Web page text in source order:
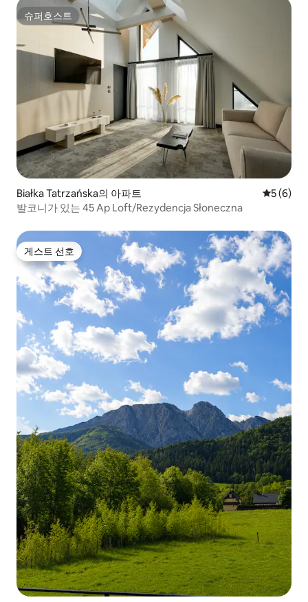
슈퍼호스트
슈퍼호스트
Białka Tatrzańska의 아파트 평점 5점
5 (6)
발코니가 있는 45 Ap Loft/Rezydencja Słoneczna
게스트 선호
게스트 선호